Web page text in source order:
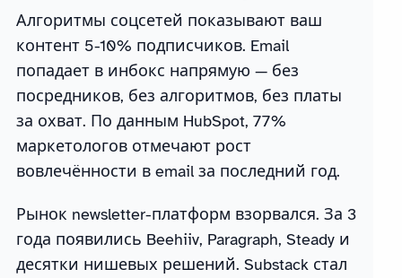
Алгоритмы соцсетей показывают ваш
контент 5-10% подписчиков. Email
попадает в инбокс напрямую — без
посредников, без алгоритмов, без платы
за охват. По данным HubSpot, 77%
маркетологов отмечают рост
вовлечённости в email за последний год.
Рынок newsletter-платформ взорвался. За 3
года появились Beehiiv, Paragraph, Steady и
десятки нишевых решений. Substack стал